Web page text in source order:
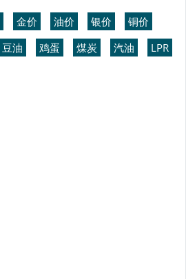
金价 油价 银价
铜价
豆油 鸡蛋 煤炭 汽油
LPR